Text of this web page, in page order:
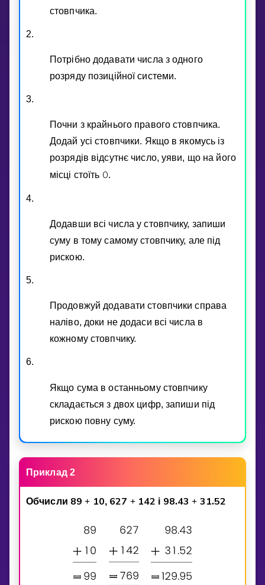
стовпчика.
2.
Потрiбно додавати числа з одного
розряду позицiйної системи.
3.
Почни з крайнього правого стовпчика.
Додай усi стовпчики. Якщо в якомусь iз
розрядiв вiдсутнє число, уяви, що на його
мiсцi стоїть 0.
4.
Додавши всi числа у стовпчику, запиши
суму в тому самому стовпчику, але пiд
рискою.
5.
Продовжуй додавати стовпчики справа
налiво, доки не додаси всi числа в
кожному стовпчику.
6.
Якщо сума в останньому стовпчику
складається з двох цифр, запиши пiд
рискою повну суму.
Приклад 2
Обчисли 89 + 10, 627 + 142 i 98.43 + 3 1.52